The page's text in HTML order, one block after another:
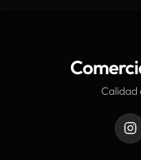
Calidad